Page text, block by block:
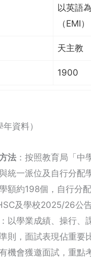
以英語
（EMI）
天主教
1900
資料）
法 ：按照教育局「中
統一派位及自行分配
額約198個，自行分
及學校2025/26公告
：以學業成績、操行、
則，面試表現佔重要
機會獲邀面試，重點